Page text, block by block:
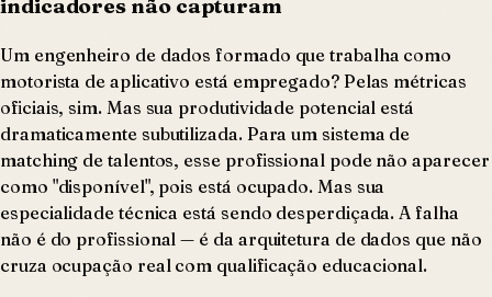
indicadores não capturam
Um engenheiro de dados formado que trabalha como
motorista de aplicativo está empregado? Pelas métricas
oficiais, sim. Mas sua produtividade potencial está
dramaticamente subutilizada. Para um sistema de
matching de talentos, esse profissional pode não aparecer
como "disponível", pois está ocupado. Mas sua
especialidade técnica está sendo desperdiçada. A falha
não é do profissional — é da arquitetura de dados que não
cruza ocupação real com qualificação educacional.